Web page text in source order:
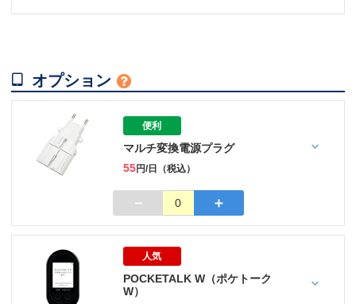
 オプション 
便利
マルチ変換電源プラグ
55円/日（税込）
－ 0 ＋
人気
POCKETALK W（ポケトーク
W）